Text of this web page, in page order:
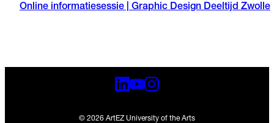
Online informatiesessie | Graphic Design Deeltijd Zwolle
© 2026 ArtEZ University of the Arts